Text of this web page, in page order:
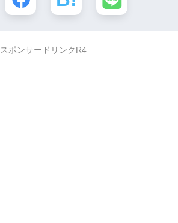
スポンサードリンクR4